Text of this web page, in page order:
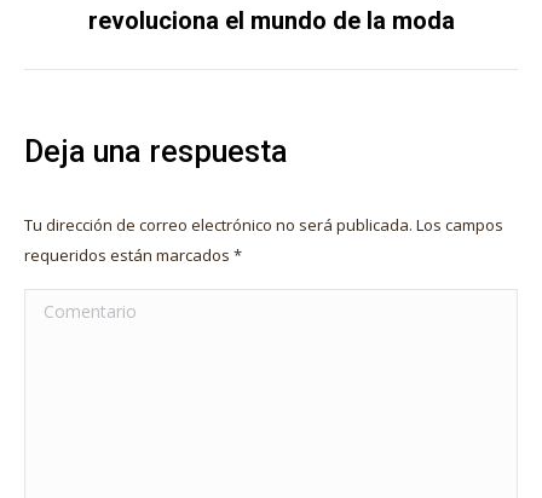
siguiente:
revoluciona el mundo de la moda
Deja una respuesta
Tu dirección de correo electrónico no será publicada. Los campos
requeridos están marcados *
Comentario